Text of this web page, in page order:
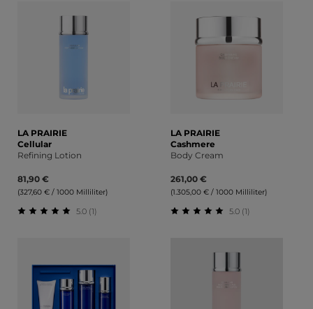
LA PRAIRIE
Cellular
Refining Lotion
81,90 €
(327,60 € / 1000 Milliliter)
5.0 (1)
LA PRAIRIE
Cashmere
Body Cream
261,00 €
(1.305,00 € / 1000 Milliliter)
5.0 (1)